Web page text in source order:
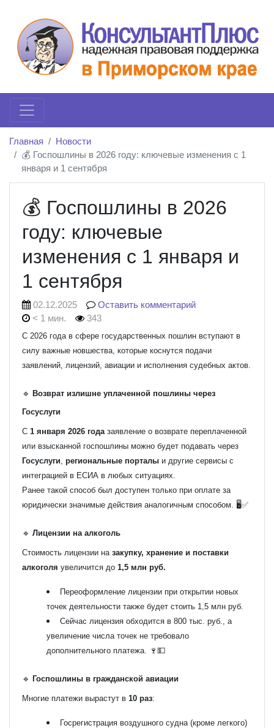
Главная
Новости
💰 Госпошлины в 2026 году: ключевые изменения с 1
января и 1 сентября
💰 Госпошлины в 2026
году: ключевые
изменения с 1 января и
1 сентября
02.12.2025
Оставить комментарий
< 1 мин.
343
С 2026 года в сфере государственных пошлин вступают в
силу важные новшества, которые коснутся подачи
заявлений, лицензий, авиации и исполнения судебных актов.
🔹 Возврат излишне уплаченной пошлины через
Госуслуги
С 1 января 2026 года заявление о возврате переплаченной
или взысканной госпошлины можно будет подавать через
Госуслуги региональные порталы и другие сервисы с
интеграцией в ЕСИА в любых ситуациях.
Ранее такой способ был доступен только при оплате за
юридически значимые действия аналогичным способом. 🖥️✅
🔹 Лицензии на алкоголь
Стоимость лицензии на закупку, хранение и поставки
алкоголя увеличится до 1,5 млн руб.
Переоформление лицензии при открытии новых
точек деятельности также будет стоить 1,5 млн руб.
Сейчас лицензия обходится в 800 тыс. руб., а
увеличение числа точек не требовало
дополнительного платежа. 🍷💵
🔹 Госпошлины в гражданской авиации
Многие платежи вырастут в 10 раз:
Госрегистрация воздушного судна (кроме легкого)